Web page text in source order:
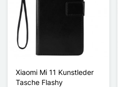
Xiaomi Mi 11 Kunstleder
Tasche Flashy